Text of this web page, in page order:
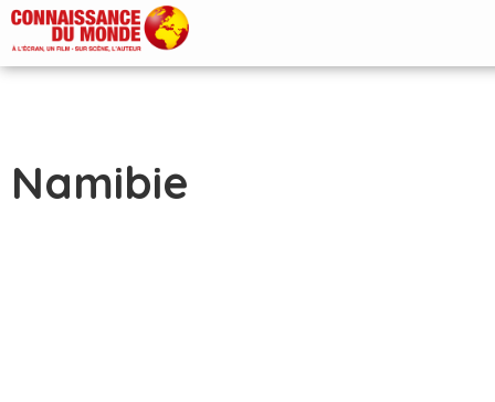
Namibie